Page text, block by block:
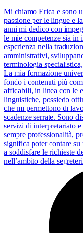
Mi chiamo Erica e sono
passione per le lingue e
anni mi dedico con
le mie competenze sia in
esperienza nella
amministrativi,
terminologia
La mia formazione
fondo i contenuti più
affidabili, in linea con le
linguistiche, possiedo
che mi permettono di
scadenze serrate. Sono
servizi di interpretariato
sempre professionalità,
significa poter contare su
a soddisfare le richieste
nell’ambito della